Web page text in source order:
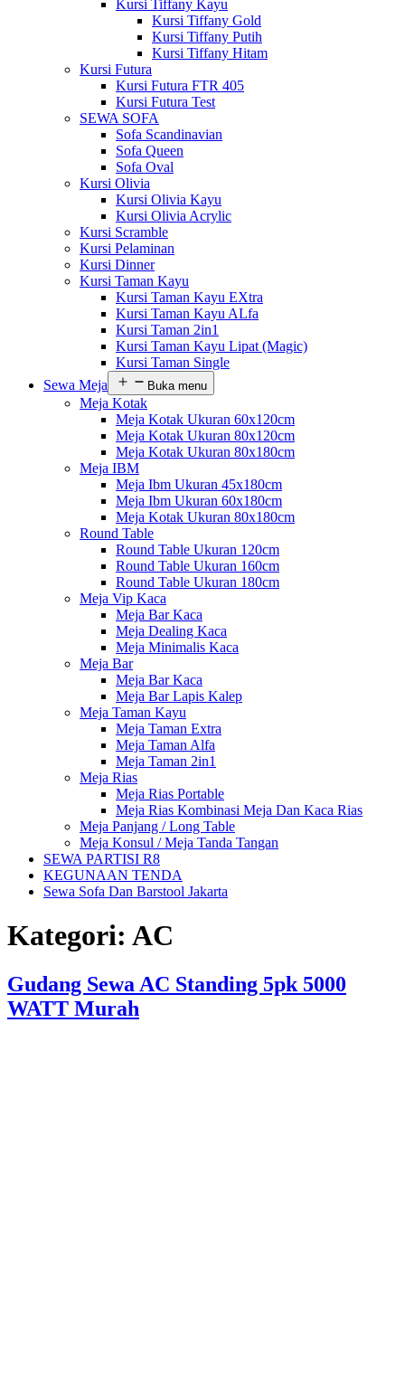
Kursi Tiffany Kayu
Kursi Tiffany Gold
Kursi Tiffany Putih
Kursi Tiffany Hitam
Kursi Futura
Kursi Futura FTR 405
Kursi Futura Test
SEWA SOFA
Sofa Scandinavian
Sofa Queen
Sofa Oval
Kursi Olivia
Kursi Olivia Kayu
Kursi Olivia Acrylic
Kursi Scramble
Kursi Pelaminan
Kursi Dinner
Kursi Taman Kayu
Kursi Taman Kayu EXtra
Kursi Taman Kayu ALfa
Kursi Taman 2in1
Kursi Taman Kayu Lipat (Magic)
Kursi Taman Single
Sewa Meja
Buka menu
Meja Kotak
Meja Kotak Ukuran 60x120cm
Meja Kotak Ukuran 80x120cm
Meja Kotak Ukuran 80x180cm
Meja IBM
Meja Ibm Ukuran 45x180cm
Meja Ibm Ukuran 60x180cm
Meja Kotak Ukuran 80x180cm
Round Table
Round Table Ukuran 120cm
Round Table Ukuran 160cm
Round Table Ukuran 180cm
Meja Vip Kaca
Meja Bar Kaca
Meja Dealing Kaca
Meja Minimalis Kaca
Meja Bar
Meja Bar Kaca
Meja Bar Lapis Kalep
Meja Taman Kayu
Meja Taman Extra
Meja Taman Alfa
Meja Taman 2in1
Meja Rias
Meja Rias Portable
Meja Rias Kombinasi Meja Dan Kaca Rias
Meja Panjang / Long Table
Meja Konsul / Meja Tanda Tangan
SEWA PARTISI R8
KEGUNAAN TENDA
Sewa Sofa Dan Barstool Jakarta
Kategori: AC
Gudang Sewa AC Standing 5pk 5000
WATT Murah